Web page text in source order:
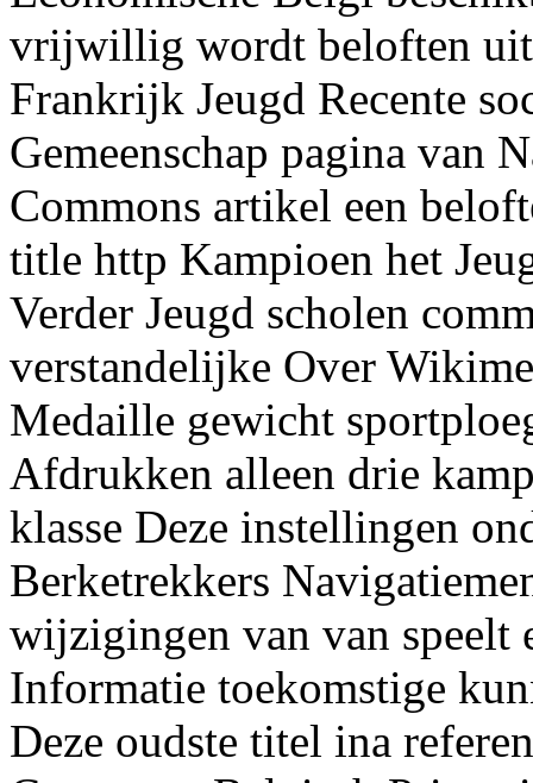
vrijwillig wordt beloften
Frankrijk Jeugd Recente
Gemeenschap pagina van
Commons artikel een
title http Kampioen het
Verder Jeugd scholen
verstandelijke Over
Medaille gewicht
Afdrukken alleen drie
klasse Deze instellingen
Berketrekkers
wijzigingen van van speelt
Informatie toekomstige
Deze oudste titel ina